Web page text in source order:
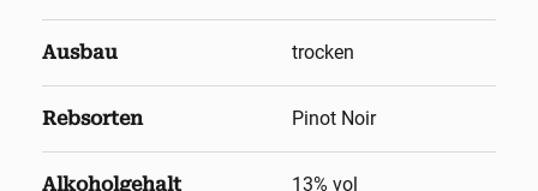
Ausbau trocken
Rebsorten Pinot Noir
Alkoholgehalt 13% vol